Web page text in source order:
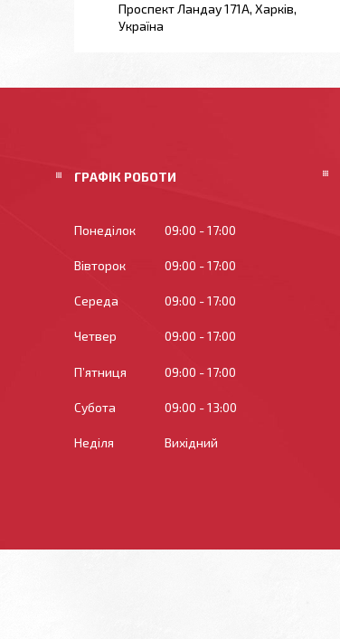
Проспект Ландау 171А, Харків,
Україна
ГРАФІК РОБОТИ
Понеділок 09:00 17:00
Вівторок 09:00 17:00
Середа 09:00 17:00
Четвер 09:00 17:00
Пʼятниця 09:00 17:00
Субота 09:00 13:00
Неділя Вихідний